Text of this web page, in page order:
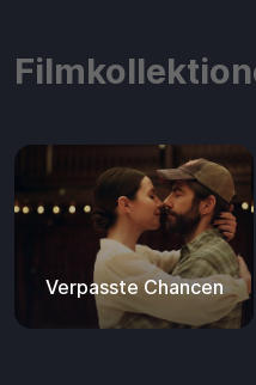
Verpasste Chancen